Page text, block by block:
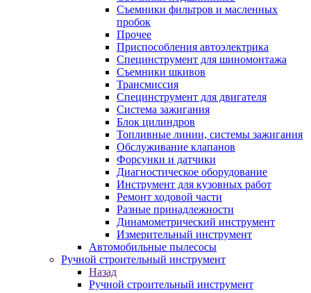
Съемники фильтров и масленных
пробок
Прочее
Приспособления автоэлектрика
Специнструмент для шиномонтажа
Съемники шкивов
Трансмиссия
Специнструмент для двигателя
Система зажигания
Блок цилиндров
Топливные линии, системы зажигания
Обслуживание клапанов
Форсунки и датчики
Диагностическое оборудование
Инструмент для кузовных работ
Ремонт ходовой части
Разные принадлежности
Динамометрический инструмент
Измерительный инструмент
Автомобильные пылесосы
Ручной строительный инструмент
Назад
Ручной строительный инструмент